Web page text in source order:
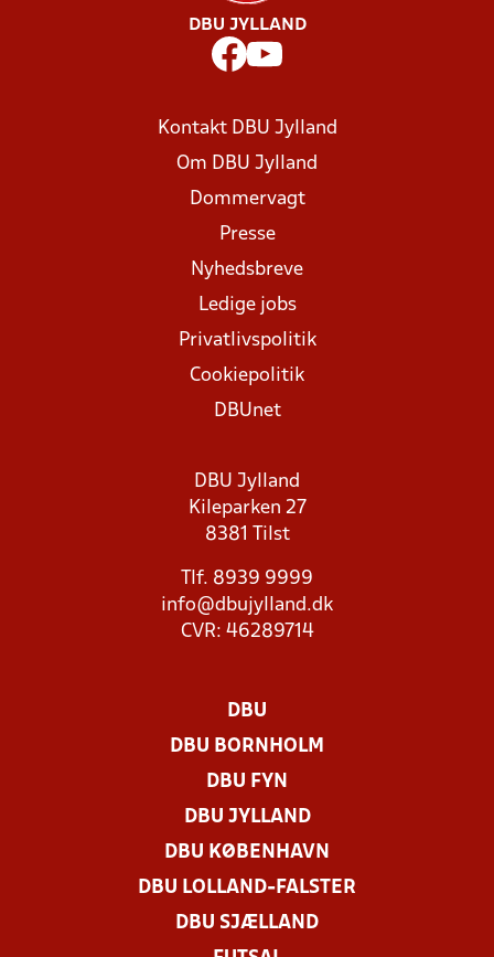
DBU JYLLAND
Kontakt DBU Jylland
Om DBU Jylland
Dommervagt
Presse
Nyhedsbreve
Ledige jobs
Privatlivspolitik
Cookiepolitik
DBUnet
DBU Jylland
Kileparken 27
8381 Tilst
Tlf. 8939 9999
info@dbujylland.dk
CVR: 46289714
DBU
DBU BORNHOLM
DBU FYN
DBU JYLLAND
DBU KØBENHAVN
DBU LOLLAND-FALSTER
DBU SJÆLLAND